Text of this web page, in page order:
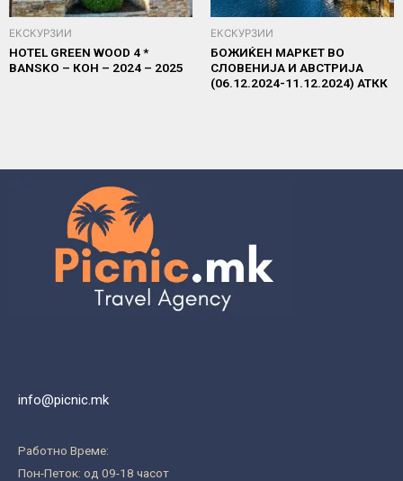
ЕКСКУРЗИИ
HOTEL GREEN WOOD 4 *
BANSKO – КОН – 2024 – 2025
ЕКСКУРЗИИ
БОЖИЌЕН МАРКЕТ ВО
СЛОВЕНИЈА И АВСТРИЈА
(06.12.2024-11.12.2024) АТКК
info@picnic.mk
Работно Време:
Пон-Петок: од 09-18 часот